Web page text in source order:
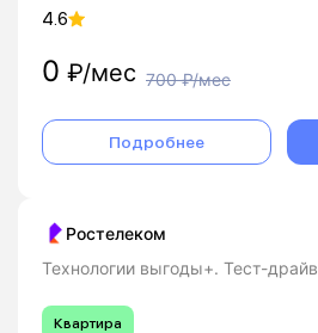
4.6
0 ₽/мес 700₽/мес
Подробнее
Ростелеком
Технологии выгоды+. Тест-драйв
Квартира